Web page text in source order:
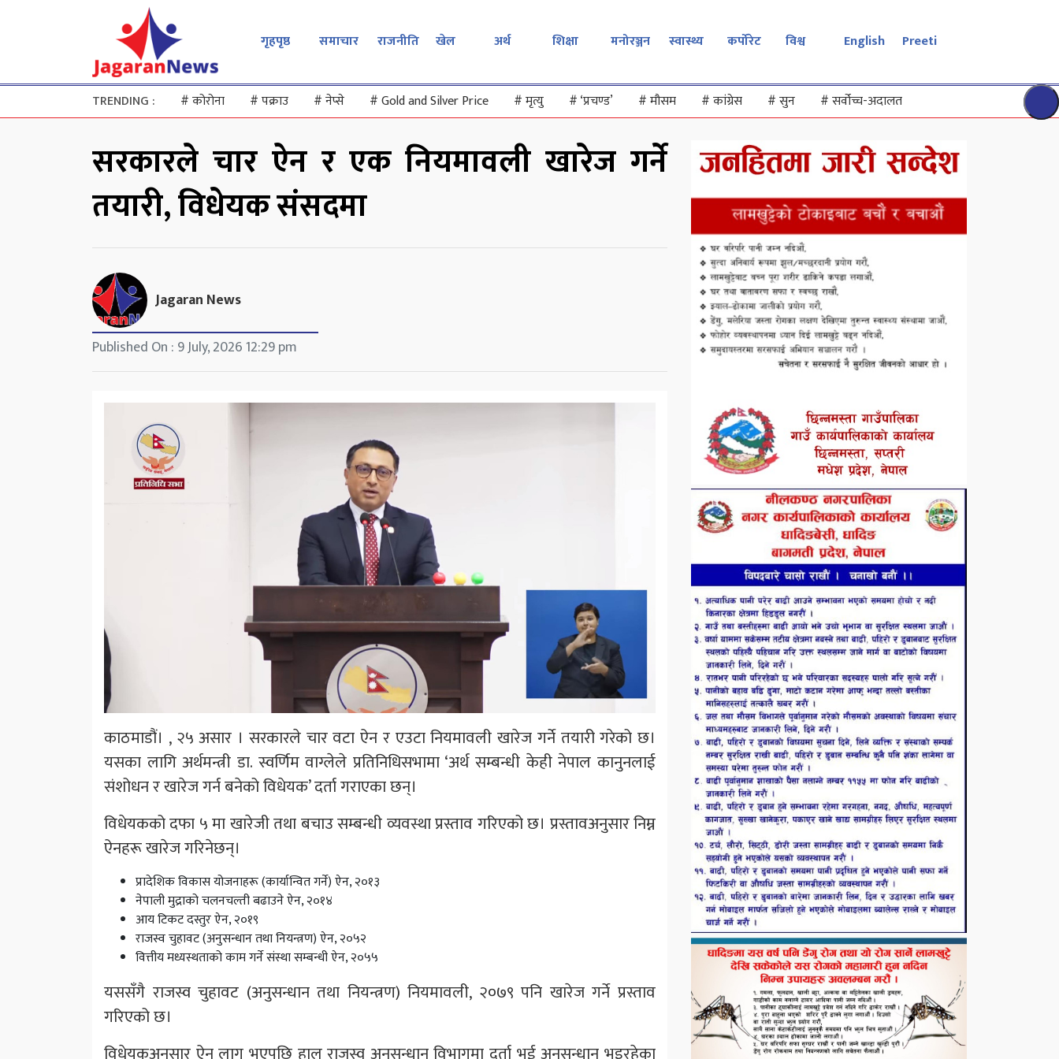
गृहपृष्ठ समाचार राजनीति खेल अर्थ शिक्षा मनोरञ्जन स्वास्थ्य कर्पोरेट विश्व English Preeti
TRENDING : #कोरोना #पक्राउ #नेप्से #Gold and Silver Price #मृत्यु #‘प्रचण्ड’ #मौसम #कांग्रेस #सुन #सर्वोच्च-अदालत
सरकारले चार ऐन र एक नियमावली खारेज गर्ने
तयारी, विधेयक संसदमा
Jagaran News
Published On : 9 July, 2026 12:29 pm
काठमाडौं। , २५ असार । सरकारले चार वटा ऐन र एउटा नियमावली खारेज गर्ने तयारी गरेको छ।
यसका लागि अर्थमन्त्री डा. स्वर्णिम वाग्लेले प्रतिनिधिसभामा ‘अर्थ सम्बन्धी केही नेपाल कानुनलाई
संशोधन र खारेज गर्न बनेको विधेयक’ दर्ता गराएका छन्।
विधेयकको दफा ५ मा खारेजी तथा बचाउ सम्बन्धी व्यवस्था प्रस्ताव गरिएको छ। प्रस्तावअनुसार निम्न
ऐनहरू खारेज गरिनेछन्।
प्रादेशिक विकास योजनाहरू (कार्यान्वित गर्ने) ऐन, २०१३
नेपाली मुद्राको चलनचल्ती बढाउने ऐन, २०१४
आय टिकट दस्तुर ऐन, २०१९
राजस्व चुहावट (अनुसन्धान तथा नियन्त्रण) ऐन, २०५२
वित्तीय मध्यस्थताको काम गर्ने संस्था सम्बन्धी ऐन, २०५५
यससँगै राजस्व चुहावट (अनुसन्धान तथा नियन्त्रण) नियमावली, २०७९ पनि खारेज गर्ने प्रस्ताव
गरिएको छ।